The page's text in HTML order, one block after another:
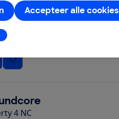
Accepteer alle cookies
het oor Noise cancelling: Ja |
microfoon: Ja
4 NC